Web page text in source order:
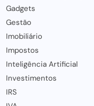
Gadgets
Gestão
Imobiliário
Impostos
Inteligência Artificial
Investimentos
IRS